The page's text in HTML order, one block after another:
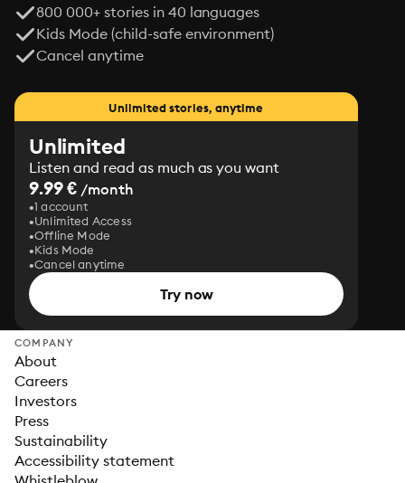
800 000+ stories in 40 languages
Kids Mode (child-safe environment)
Cancel anytime
Unlimited stories, anytime
Unlimited
Listen and read as much as you want
9.99 € /month
1 account
Unlimited Access
Offline Mode
Kids Mode
Cancel anytime
Try now
COMPANY
About
Careers
Investors
Press
Sustainability
Accessibility statement